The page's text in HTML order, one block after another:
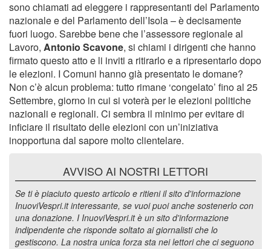
sono chiamati ad eleggere i rappresentanti del Parlamento
nazionale e del Parlamento dell’Isola – è decisamente
fuori luogo. Sarebbe bene che l’assessore regionale al
Lavoro, Antonio Scavone, si chiami i dirigenti che hanno
firmato questo atto e li inviti a ritirarlo e a ripresentarlo dopo
le elezioni. I Comuni hanno già presentato le domane?
Non c’è alcun problema: tutto rimane ‘congelato’ fino al 25
Settembre, giorno in cui si voterà per le elezioni politiche
nazionali e regionali. Ci sembra il minimo per evitare di
inficiare il risultato delle elezioni con un’iniziativa
inopportuna dal sapore molto clientelare.
AVVISO AI NOSTRI LETTORI
Se ti è piaciuto questo articolo e ritieni il sito d'informazione
InuoviVespri.it interessante, se vuoi puoi anche sostenerlo con
una donazione. I InuoviVespri.it è un sito d'informazione
indipendente che risponde soltato ai giornalisti che lo
gestiscono. La nostra unica forza sta nei lettori che ci seguono